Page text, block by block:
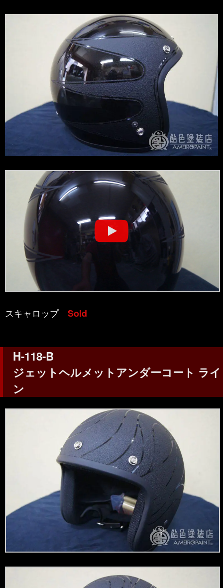
スキャロップ Sold
H-118-B
ジェットヘルメットアンダーコート ライ
ン